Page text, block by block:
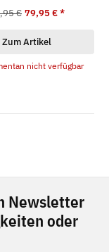
€ 79,95 €*
Zum Artikel
nicht verfügbar
Newsletter
oder